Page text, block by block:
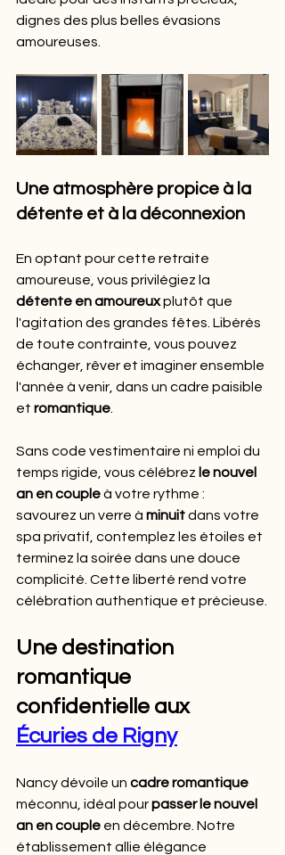
dignes des plus belles évasions
amoureuses.
Une atmosphère propice à la
détente et à la déconnexion
En optant pour cette retraite
amoureuse, vous privilégiez la
détente en amoureux plutôt que
l'agitation des grandes fêtes. Libérés
de toute contrainte, vous pouvez
échanger, rêver et imaginer ensemble
l'année à venir, dans un cadre paisible
et romantique
Sans code vestimentaire ni emploi du
temps rigide, vous célébrez le nouvel
an en couple à votre rythme :
savourez un verre à minuit dans votre
spa privatif, contemplez les étoiles et
terminez la soirée dans une douce
complicité. Cette liberté rend votre
célébration authentique et précieuse.
Une destination
romantique
confidentielle aux
Écuries de Rigny
Nancy dévoile un cadre romantique
méconnu, idéal pour passer le nouvel
an en couple en décembre. Notre
établissement allie élégance